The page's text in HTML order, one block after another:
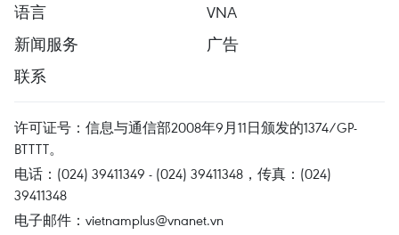
语言
VNA
新闻服务
广告
联系
许可证号：信息与通信部2008年9月11日颁发的1374/GP-
BTTTT。
电话：(024) 39411349 - (024) 39411348，传真：(024)
39411348
电子邮件： vietnamplus@vnanet.vn